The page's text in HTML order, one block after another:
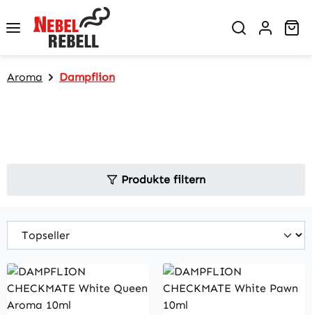
Zum Hauptinhalt springen
Aroma Dampflion
Produkte filtern